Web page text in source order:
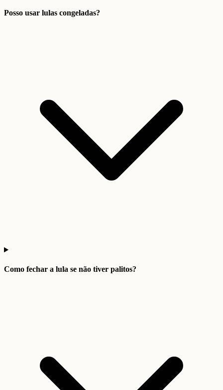
Posso usar lulas congeladas?
Como fechar a lula se não tiver palitos?